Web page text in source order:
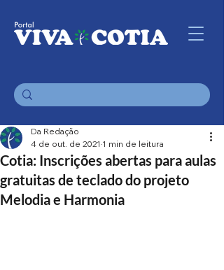
Cotia: Inscrições abertas para aulas
gratuitas de teclado do projeto
Melodia e Harmonia
Da Redação
4 de out. de 2021 1 min de leitura